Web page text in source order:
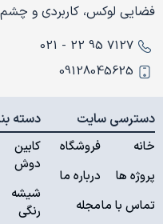
فضایی لوکس، کاربردی و
7127 95 22 - 021
09128045625
دسترسی سایت
خانه
پروژه ها
تماس با ما
فروشگاه
درباره ما
مجله
دسته
کابین
دوش
شیشه
رنگی